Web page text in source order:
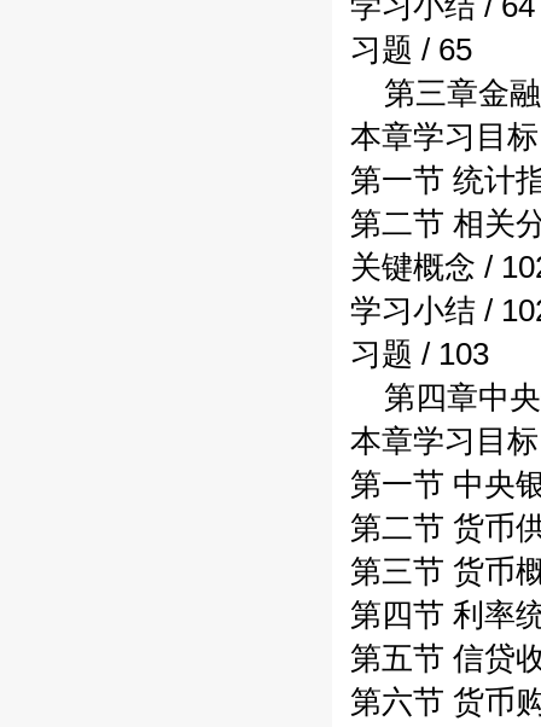
习题 / 65
第三章金
本章学习目
第一节 统计
第二节 相关
关键概念 /
学习小结 /
习题 / 103
第四章中
本章学习目
第一节 中央
第二节 货币
第三节 货币
第四节 利率
第五节 信贷
第六节 货币